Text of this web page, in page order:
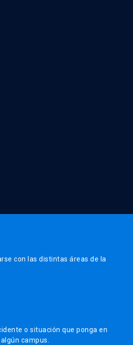
con las distintas áreas de la
o situación que ponga en
campus.